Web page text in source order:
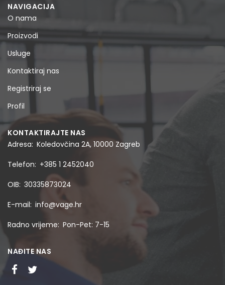
NAVIGACIJA
O nama
Proizvodi
Usluge
Kontaktiraj nas
Registriraj se
Profil
KONTAKTIRAJTE NAS
Adresa Koledovčina 2A, 10000 Zagreb
Telefon +385 1 2452040
OIB 30335873024
E-mail info@vage.hr
Radno vrijeme Pon-Pet: 7-15
NAĐITE NAS